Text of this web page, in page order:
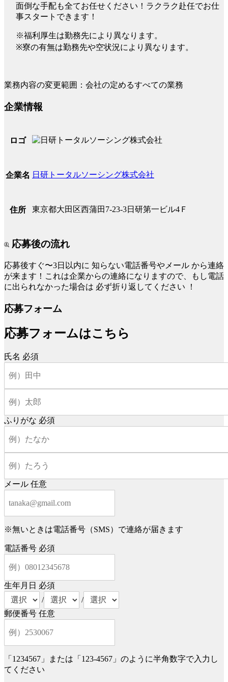
面倒な手配も全てお任せください！ラクラク赴任でお仕
事スタートできます！
※福利厚生は勤務先により異なります。
※寮の有無は勤務先や空状況により異なります。
業務内容の変更範囲：会社の定めるすべての業務
企業情報
ロゴ
企業名 日研トータルソーシング株式会社
住所 東京都大田区西蒲田7-23-3日研第一ビル4Ｆ
応募後の流れ
応募後すぐ〜3日以内に 知らない電話番号やメール から連絡
が来ます！これは企業からの連絡になりますので、もし電話
に出られなかった場合は 必ず折り返してください ！
応募フォーム
応募フォームはこちら
氏名 必須
ふりがな 必須
メール 任意
※無いときは電話番号（SMS）で連絡が届きます
電話番号 必須
生年月日 必須
/
/
郵便番号 任意
「1234567」または「123-4567」のように半角数字で入力し
てください